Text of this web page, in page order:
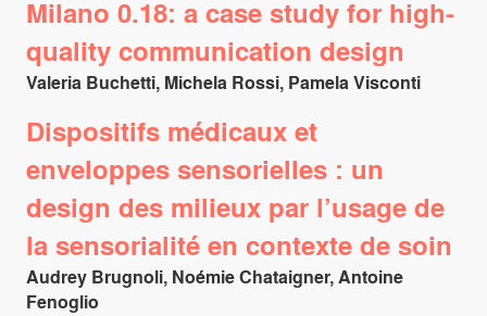
Milano 0.18: a case study for high-
quality communication design
Valeria Buchetti, Michela Rossi, Pamela Visconti
Dispositifs médicaux et
enveloppes sensorielles : un
design des milieux par l’usage de
la sensorialité en contexte de soin
Audrey Brugnoli, Noémie Chataigner, Antoine
Fenoglio